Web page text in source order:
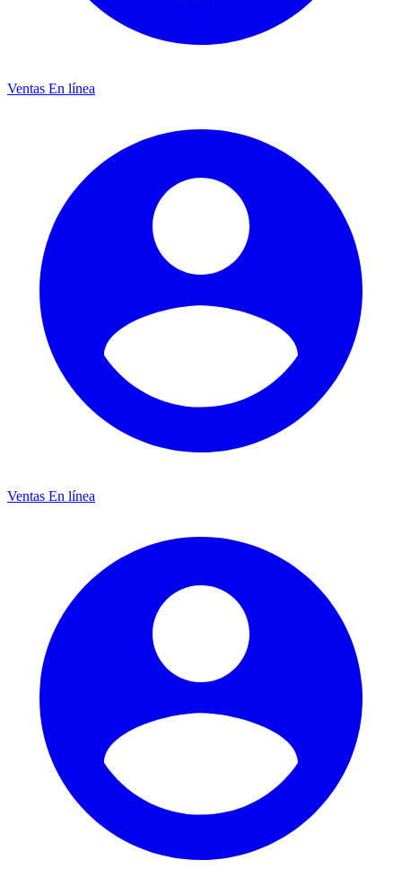
Ventas En línea
Ventas En línea